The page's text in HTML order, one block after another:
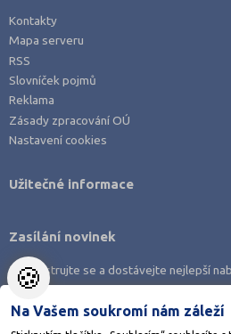
Kontakty
Mapa serveru
RSS
Slovníček pojmů
Reklama
Zásady zpracování OÚ
Nastavení cookies
Užitečné informace
Zasílání novinek
Zaregistrujte se a dostávejte nejlepší
🍪
Na Vašem soukromí nám záleží